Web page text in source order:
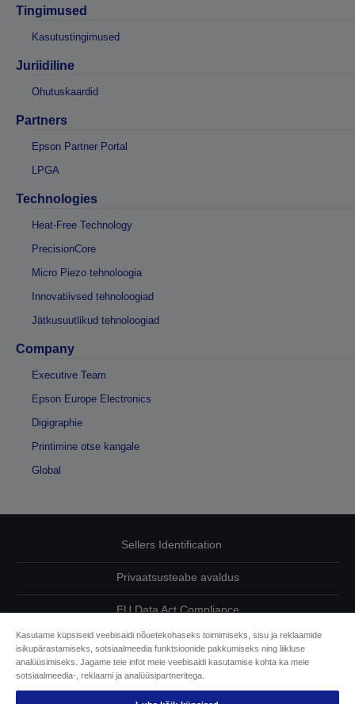
Tingimused
Kasutustingimused
Juriidiline
Ohutuskaardid
Partners
Epson Partner Portal
LPGA
Technologies
Heat-Free Technology
PrecisionCore
Micro Piezo tehnoloogia
Innovatiivsed tehnoloogiad
Jätkusuutlikud tehnoloogiad
Company
Executive Team
Epson Europe Electronics
Digigraphie
Printimine otse kangale
Global
Sellers Identification
Privaatsusteabe avaldus
EU Data Act Compliance
Võtke meiega oma andmete osas ühendust
Cookie Information
Kasutame küpsiseid veebisaidi nõuetekohaseks toimimiseks, sisu ja reklaamide
isikupärastamiseks, sotsiaalmeedia funktsioonide pakkumiseks ning liikluse
analüüsimiseks. Jagame teie infot meie veebisaidi kasutamise kohta ka meie
sotsiaalmeedia-, reklaami ja analüüsipartneritega.